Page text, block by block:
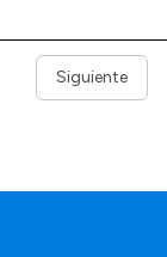
Siguiente